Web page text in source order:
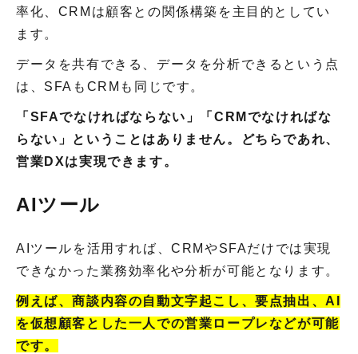
率化、CRMは顧客との関係構築を主目的としてい
ます。
データを共有できる、データを分析できるという点
は、SFAもCRMも同じです。
「SFAでなければならない」「CRMでなければな
らない」ということはありません。どちらであれ、
営業DXは実現できます。
AIツール
AIツールを活用すれば、CRMやSFAだけでは実現
できなかった業務効率化や分析が可能となります。
例えば、商談内容の自動文字起こし、要点抽出、AI
を仮想顧客とした一人での営業ロープレなどが可能
です。